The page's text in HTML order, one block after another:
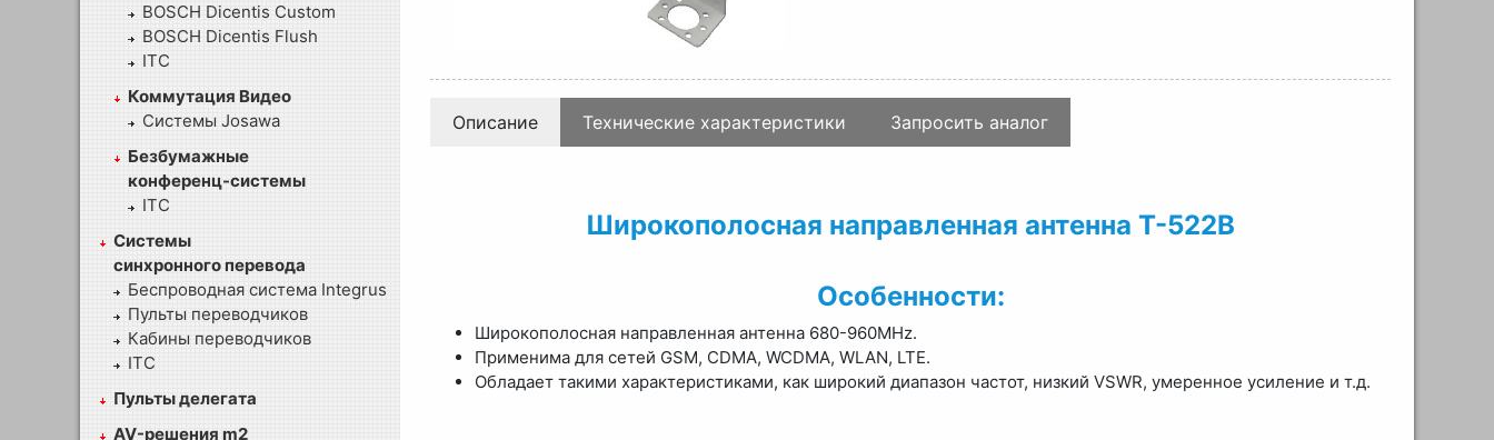
BOSCH Dicentis Custom
BOSCH Dicentis Flush
ITC
Коммутация Видео
Системы Josawa
Безбумажные
конференц-системы
ITC
Системы
синхронного перевода
Беспроводная система Integrus
Пульты переводчиков
Кабины переводчиков
ITC
Пульты делегата
AV-решения m2
Описание Технические характеристики Запросить аналог
Широкополосная направленная антенна T-522B
Особенности:
Широкополосная направленная антенна 680-960MHz.
Применима для сетей GSM, CDMA, WCDMA, WLAN, LTE.
Обладает такими характеристиками, как широкий диапазон частот, низкий VSWR, умеренное усиление и т.д.